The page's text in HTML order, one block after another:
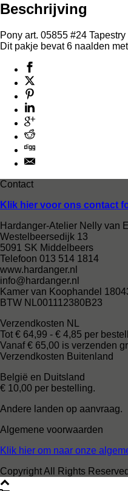
Beschrijving
Pony art. 05855 #24
Dit pakje bevat 6 naalden
Contact
Klik hier voor ons contact
Hardanger-Atelier Nelly van
Westelbeersedijk 13
5091 SK Middelbeers
Telefoon 013 514 1814
www.hardanger.nl
info@hardanger.nl
Kamer van Koophandel
BTW NL001112380B23
Verzendkosten NL
Tot € 64,99 - € 4,85 per
Vanaf € 65,00 is verzenden
Verzendkosten Buitenland
België en Duitsland
€ 10,00 per bestelling.
Andere landen op aanvraag.
Algemene voorwaarden
Klik hier om naar onze
Copyright All Rights